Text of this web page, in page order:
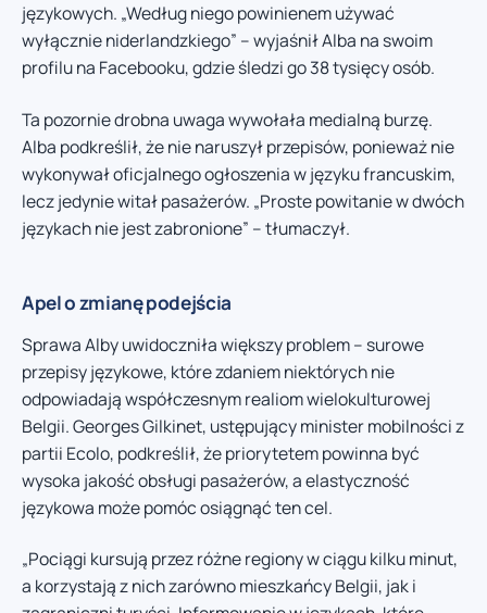
językowych. „Według niego powinienem używać
wyłącznie niderlandzkiego” – wyjaśnił Alba na swoim
profilu na Facebooku, gdzie śledzi go 38 tysięcy osób.
Ta pozornie drobna uwaga wywołała medialną burzę.
Alba podkreślił, że nie naruszył przepisów, ponieważ nie
wykonywał oficjalnego ogłoszenia w języku francuskim,
lecz jedynie witał pasażerów. „Proste powitanie w dwóch
językach nie jest zabronione” – tłumaczył.
Apel o zmianę podejścia
Sprawa Alby uwidoczniła większy problem – surowe
przepisy językowe, które zdaniem niektórych nie
odpowiadają współczesnym realiom wielokulturowej
Belgii. Georges Gilkinet, ustępujący minister mobilności z
partii Ecolo, podkreślił, że priorytetem powinna być
wysoka jakość obsługi pasażerów, a elastyczność
językowa może pomóc osiągnąć ten cel.
„Pociągi kursują przez różne regiony w ciągu kilku minut,
a korzystają z nich zarówno mieszkańcy Belgii, jak i